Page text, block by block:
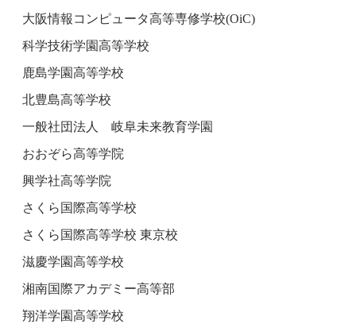
大阪情報コンピュータ高等専修学校(OiC)
科学技術学園高等学校
鹿島学園高等学校
北豊島高等学校
一般社団法人 岐阜未来教育学園
おおぞら高等学院
興学社高等学院
さくら国際高等学校
さくら国際高等学校 東京校
滋慶学園高等学校
湘南国際アカデミー高等部
翔洋学園高等学校